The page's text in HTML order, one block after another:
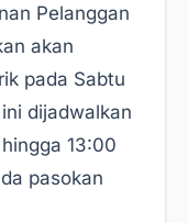
Pelanggan
akan
pada Sabtu
dijadwalkan
13:00
pasokan